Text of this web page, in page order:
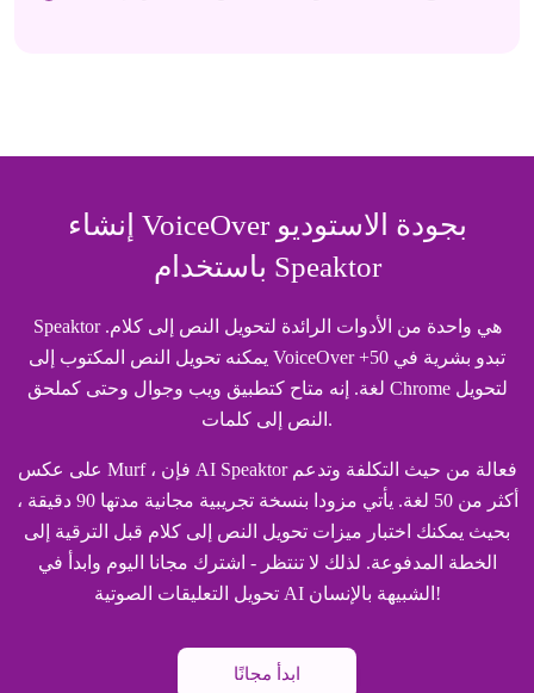
إنشاء VoiceOver بجودة الاستوديو
باستخدام Speaktor
Speaktor هي واحدة من الأدوات الرائدة لتحويل النص إلى كلام.
يمكنه تحويل النص المكتوب إلى VoiceOver تبدو بشرية في 50+
لغة. إنه متاح كتطبيق ويب وجوال وحتى كملحق Chrome لتحويل
النص إلى كلمات.
على عكس Murf ، فإن AI Speaktor فعالة من حيث التكلفة وتدعم
أكثر من 50 لغة. يأتي مزودا بنسخة تجريبية مجانية مدتها 90 دقيقة ،
بحيث يمكنك اختبار ميزات تحويل النص إلى كلام قبل الترقية إلى
الخطة المدفوعة. لذلك لا تنتظر - اشترك مجانا اليوم وابدأ في
تحويل التعليقات الصوتية AI الشبيهة بالإنسان!
ابدأ مجانًا